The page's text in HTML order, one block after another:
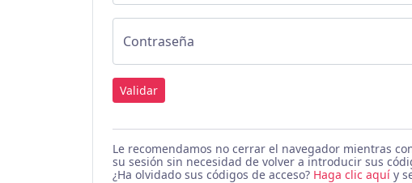
Contraseña
Validar
Le recomendamos no cerrar el navegador mientras
su sesión sin necesidad de volver a introducir sus
¿Ha olvidado sus códigos de acceso? Haga clic aquí y